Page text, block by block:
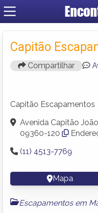
Capitão
Compartilhar
Capitão Escapamentos
Avenida Capitão
09360-120
(11) 4513-7769
Mapa
Escapamentos em